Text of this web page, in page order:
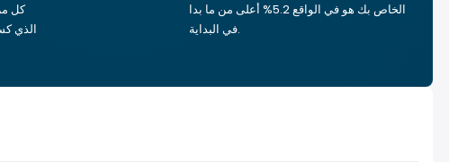
الخاص بك هو في الواقع 5.2% أعلى من ما بدا
في البداية.